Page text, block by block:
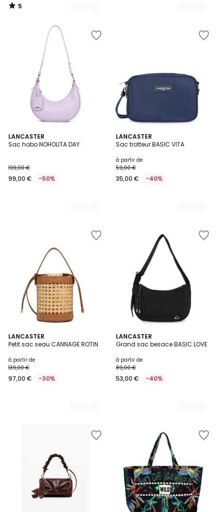
5
/
LANCASTER
Sac hobo NOHOLITA DAY
199,00 €
99,00 € -50%
3
Couleurs
LANCASTER
Sac trotteur BASIC VITA
à partir de
59,00 €
35,00 € -40%
4
Couleurs
LANCASTER
Petit sac seau CANNAGE ROTIN
à partir de
139,00 €
97,00 € -30%
5
Couleurs
LANCASTER
Grand sac besace BASIC LOVE
à partir de
89,00 €
53,00 € -40%
4
Couleurs